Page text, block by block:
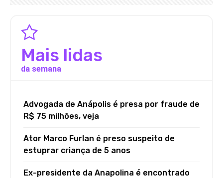
Mais lidas
da semana
Advogada de Anápolis é presa por fraude de
R$ 75 milhões, veja
Ator Marco Furlan é preso suspeito de
estuprar criança de 5 anos
Ex-presidente da Anapolina é encontrado